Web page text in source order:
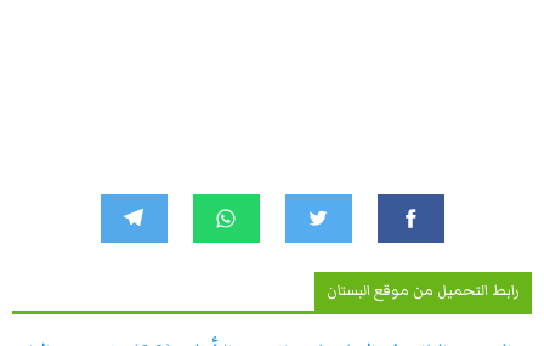
رابط التحميل من موقع البستان